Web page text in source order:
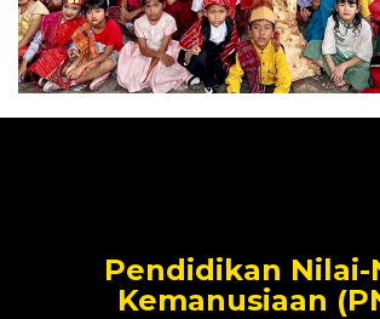
Pendidikan Nilai-
Kemanusiaan